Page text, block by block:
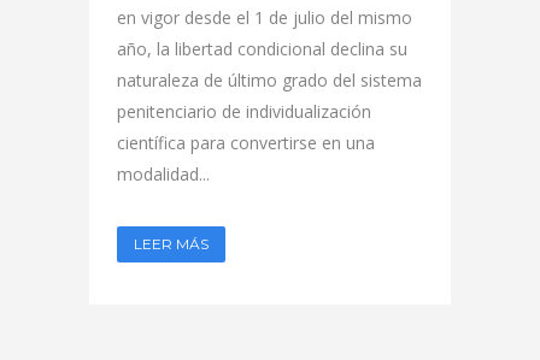
en vigor desde el 1 de julio del mismo
año, la libertad condicional declina su
naturaleza de último grado del sistema
penitenciario de individualización
científica para convertirse en una
modalidad...
LEER MÁS